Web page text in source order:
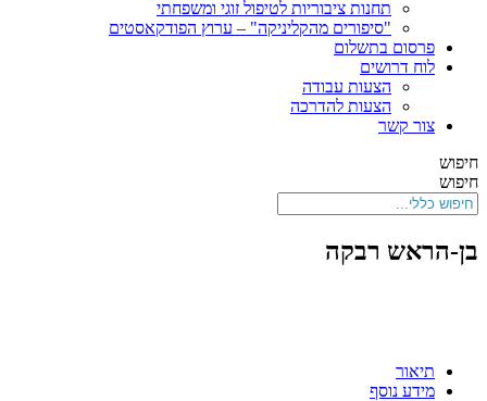
תחנות ציבוריות לטיפול זוגי ומשפחתי
"סיפורים מהקליניקה" – ערוץ הפודקאסטים
פרסום בתשלום
לוח דרושים
הצעות עבודה
הצעות להדרכה
צור קשר
חיפוש
חיפוש
בן-הראש רבקה
תיאור
מידע נוסף